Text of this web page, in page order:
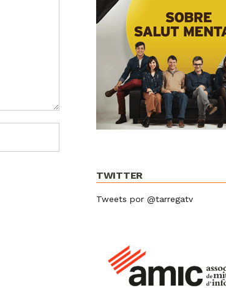
TWITTER
Tweets por @tarregatv